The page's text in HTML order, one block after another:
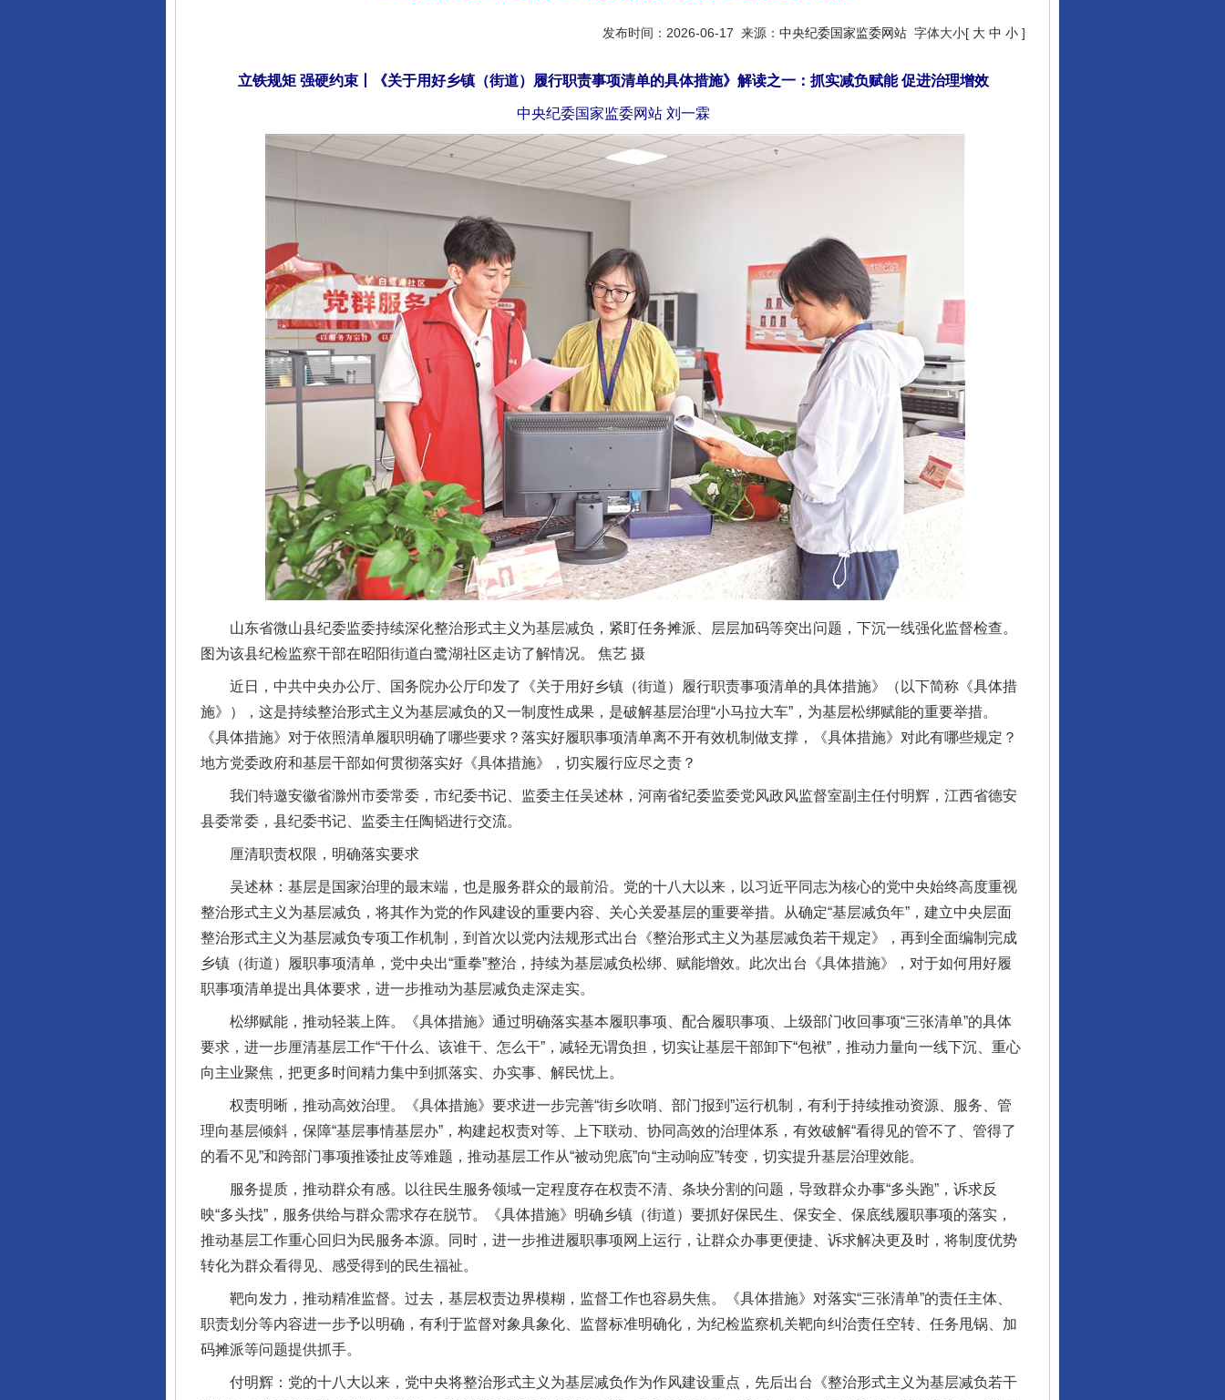
发布时间：2026-06-17 来源： 中央纪委国家监委网站 字体大小[ 大 中 小 ]
立铁规矩 强硬约束丨《关于用好乡镇（街道）履行职责事项清单的具体措施》解读之一：抓实减负赋能 促进治理增效
中央纪委国家监委网站 刘一霖
山东省微山县纪委监委持续深化整治形式主义为基层减负，紧盯任务摊派、层层加码等突出问题，下沉一线强化监督检查。
图为该县纪检监察干部在昭阳街道白鹭湖社区走访了解情况。 焦艺 摄
近日，中共中央办公厅、国务院办公厅印发了《关于用好乡镇（街道）履行职责事项清单的具体措施》（以下简称《具体措
施》），这是持续整治形式主义为基层减负的又一制度性成果，是破解基层治理“小马拉大车”，为基层松绑赋能的重要举措。
《具体措施》对于依照清单履职明确了哪些要求？落实好履职事项清单离不开有效机制做支撑，《具体措施》对此有哪些规定？
地方党委政府和基层干部如何贯彻落实好《具体措施》，切实履行应尽之责？
我们特邀安徽省滁州市委常委，市纪委书记、监委主任吴述林，河南省纪委监委党风政风监督室副主任付明辉，江西省德安
县委常委，县纪委书记、监委主任陶韬进行交流。
厘清职责权限，明确落实要求
吴述林：基层是国家治理的最末端，也是服务群众的最前沿。党的十八大以来，以习近平同志为核心的党中央始终高度重视
整治形式主义为基层减负，将其作为党的作风建设的重要内容、关心关爱基层的重要举措。从确定“基层减负年”，建立中央层面
整治形式主义为基层减负专项工作机制，到首次以党内法规形式出台《整治形式主义为基层减负若干规定》，再到全面编制完成
乡镇（街道）履职事项清单，党中央出“重拳”整治，持续为基层减负松绑、赋能增效。此次出台《具体措施》，对于如何用好履
职事项清单提出具体要求，进一步推动为基层减负走深走实。
松绑赋能，推动轻装上阵。《具体措施》通过明确落实基本履职事项、配合履职事项、上级部门收回事项“三张清单”的具体
要求，进一步厘清基层工作“干什么、该谁干、怎么干”，减轻无谓负担，切实让基层干部卸下“包袱”，推动力量向一线下沉、重心
向主业聚焦，把更多时间精力集中到抓落实、办实事、解民忧上。
权责明晰，推动高效治理。《具体措施》要求进一步完善“街乡吹哨、部门报到”运行机制，有利于持续推动资源、服务、管
理向基层倾斜，保障“基层事情基层办”，构建起权责对等、上下联动、协同高效的治理体系，有效破解“看得见的管不了、管得了
的看不见”和跨部门事项推诿扯皮等难题，推动基层工作从“被动兜底”向“主动响应”转变，切实提升基层治理效能。
服务提质，推动群众有感。以往民生服务领域一定程度存在权责不清、条块分割的问题，导致群众办事“多头跑”，诉求反
映“多头找”，服务供给与群众需求存在脱节。《具体措施》明确乡镇（街道）要抓好保民生、保安全、保底线履职事项的落实，
推动基层工作重心回归为民服务本源。同时，进一步推进履职事项网上运行，让群众办事更便捷、诉求解决更及时，将制度优势
转化为群众看得见、感受得到的民生福祉。
靶向发力，推动精准监督。过去，基层权责边界模糊，监督工作也容易失焦。《具体措施》对落实“三张清单”的责任主体、
职责划分等内容进一步予以明确，有利于监督对象具象化、监督标准明确化，为纪检监察机关靶向纠治责任空转、任务甩锅、加
码摊派等问题提供抓手。
付明辉：党的十八大以来，党中央将整治形式主义为基层减负作为作风建设重点，先后出台《整治形式主义为基层减负若干